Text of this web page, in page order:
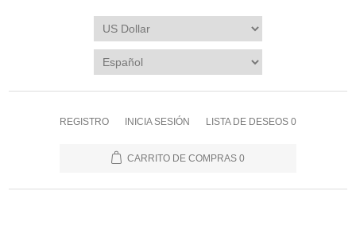
REGISTRO INICIA SESIÓN LISTA DE DESEOS 0
CARRITO DE COMPRAS 0